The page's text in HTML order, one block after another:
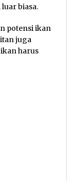
biasa.
potensi ikan
juga
harus